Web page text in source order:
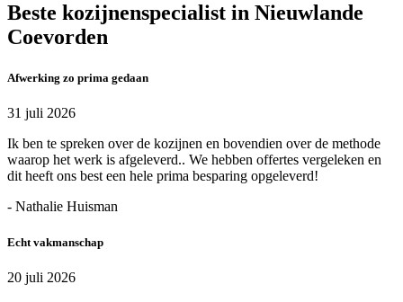
Beste kozijnenspecialist in Nieuwlande
Coevorden
Afwerking zo prima gedaan
31 juli 2026
Ik ben te spreken over de kozijnen en bovendien over de methode
waarop het werk is afgeleverd.. We hebben offertes vergeleken en
dit heeft ons best een hele prima besparing opgeleverd!
- Nathalie Huisman
Echt vakmanschap
20 juli 2026